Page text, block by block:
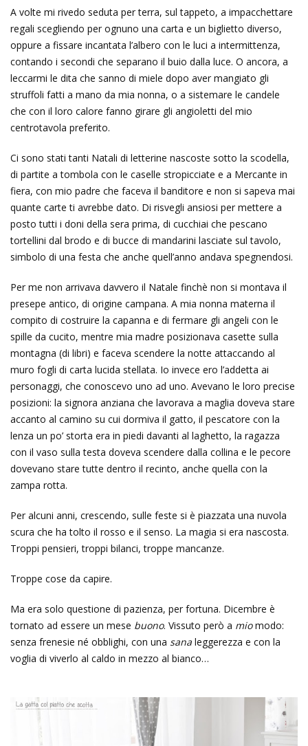
A volte mi rivedo seduta per terra, sul tappeto, a impacchettare
regali scegliendo per ognuno una carta e un biglietto diverso,
oppure a fissare incantata l’albero con le luci a intermittenza,
contando i secondi che separano il buio dalla luce. O ancora, a
leccarmi le dita che sanno di miele dopo aver mangiato gli
struffoli fatti a mano da mia nonna, o a sistemare le candele
che con il loro calore fanno girare gli angioletti del mio
centrotavola preferito.
Ci sono stati tanti Natali di letterine nascoste sotto la scodella,
di partite a tombola con le caselle stropicciate e a Mercante in
fiera, con mio padre che faceva il banditore e non si sapeva mai
quante carte ti avrebbe dato. Di risvegli ansiosi per mettere a
posto tutti i doni della sera prima, di cucchiai che pescano
tortellini dal brodo e di bucce di mandarini lasciate sul tavolo,
simbolo di una festa che anche quell’anno andava spegnendosi.
Per me non arrivava davvero il Natale finchè non si montava il
presepe antico, di origine campana. A mia nonna materna il
compito di costruire la capanna e di fermare gli angeli con le
spille da cucito, mentre mia madre posizionava casette sulla
montagna (di libri) e faceva scendere la notte attaccando al
muro fogli di carta lucida stellata. Io invece ero l’addetta ai
personaggi, che conoscevo uno ad uno. Avevano le loro precise
posizioni: la signora anziana che lavorava a maglia doveva stare
accanto al camino su cui dormiva il gatto, il pescatore con la
lenza un po’ storta era in piedi davanti al laghetto, la ragazza
con il vaso sulla testa doveva scendere dalla collina e le pecore
dovevano stare tutte dentro il recinto, anche quella con la
zampa rotta.
Per alcuni anni, crescendo, sulle feste si è piazzata una nuvola
scura che ha tolto il rosso e il senso. La magia si era nascosta.
Troppi pensieri, troppi bilanci, troppe mancanze.
Troppe cose da capire.
Ma era solo questione di pazienza, per fortuna. Dicembre è
tornato ad essere un mese buono. Vissuto però a miomodo:
senza frenesie né obblighi, con una sana leggerezza e con la
voglia di viverlo al caldo in mezzo al bianco…